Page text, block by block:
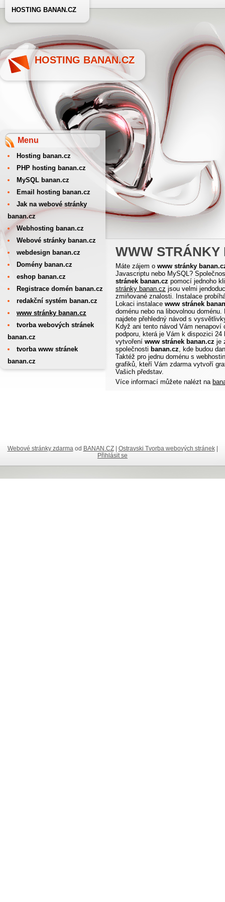
HOSTING BANAN.CZ
HOSTING BANAN.CZ
Menu
Hosting banan.cz
PHP hosting banan.cz
MySQL banan.cz
Email hosting banan.cz
Jak na webové stránky
banan.cz
Webhosting banan.cz
Webové stránky banan.cz
webdesign banan.cz
Domény banan.cz
eshop banan.cz
Registrace domén banan.cz
redakční systém banan.cz
www stránky banan.cz
tvorba webových stránek
banan.cz
tvorba www stránek
banan.cz
WWW STRÁNKY
Máte zájem o www stránky
Javascriptu nebo MySQL?
stránek banan.cz pomocí jednoho
stránky banan.cz jsou velmi
zmiňované znalosti. Instalace
Lokaci instalace www stránek
doménu nebo na libovolnou
najdete přehledný návod s
Když ani tento návod Vám
podporu, která je Vám k dispozici
vytvoření www stránek banan.cz je
společnosti banan.cz, kde budou
Taktéž pro jednu doménu s
grafiků, kteří Vám zdarma vytvoří
Vašich představ.
Více informací můžete nalézt na
Webové stránky zdarmaod BANAN.CZ| Ostravski Tvorba webových stránek
Přihlásit se